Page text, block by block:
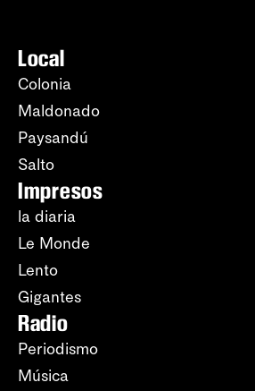
Local
Colonia
Maldonado
Paysandú
Salto
Impresos
la diaria
Le Monde
Lento
Gigantes
Radio
Periodismo
Música